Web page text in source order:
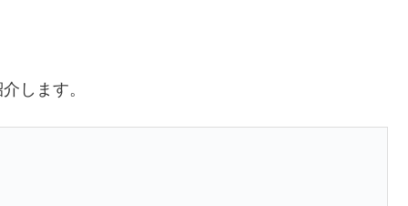
します。